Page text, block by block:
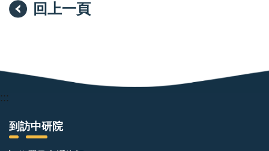
回上一頁
:::
到訪中研院